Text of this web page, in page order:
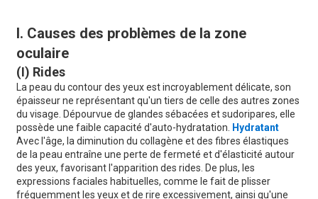
I. Causes des problèmes de la zone
oculaire
(I) Rides
La peau du contour des yeux est incroyablement délicate, son
épaisseur ne représentant qu'un tiers de celle des autres zones
du visage. Dépourvue de glandes sébacées et sudoripares, elle
possède une faible capacité d'auto-hydratation. Hydratant
Avec l'âge, la diminution du collagène et des fibres élastiques
de la peau entraîne une perte de fermeté et d'élasticité autour
des yeux, favorisant l'apparition des rides. De plus, les
expressions faciales habituelles, comme le fait de plisser
fréquemment les yeux et de rire excessivement, ainsi qu'une